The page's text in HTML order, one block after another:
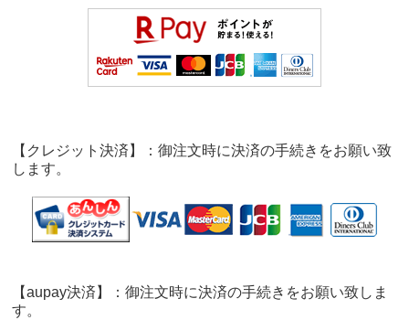
【クレジット決済】：御注文時に決済の手続きをお願い致
します。
【aupay決済】：御注文時に決済の手続きをお願い致しま
す。